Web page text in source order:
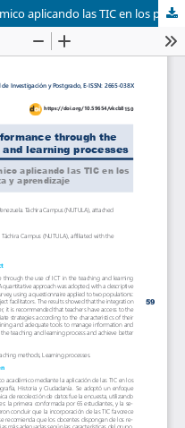
Evaluación del rendimiento académico aplicando las TIC en los procesos de enseñanza y aprendizaje